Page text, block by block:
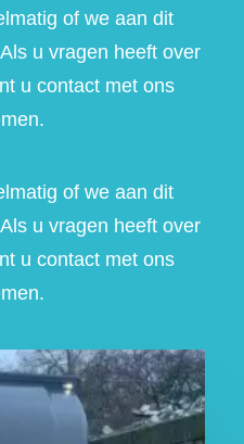
of we aan dit
u vragen heeft over
u contact met ons
of we aan dit
u vragen heeft over
u contact met ons